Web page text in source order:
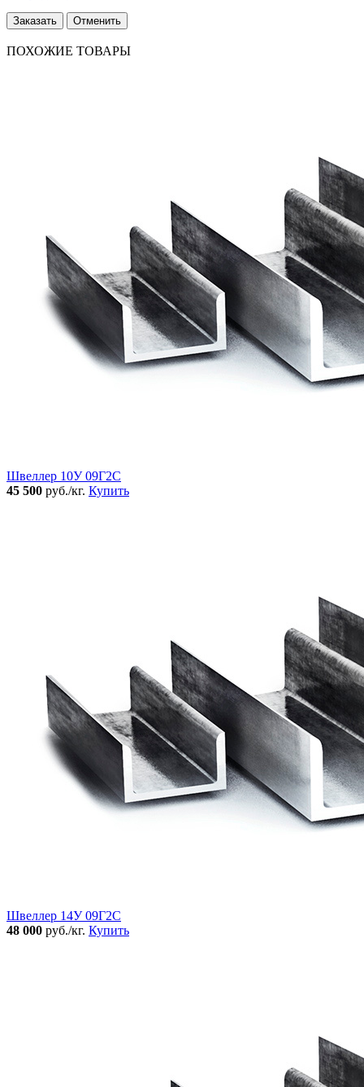
Заказать Отменить
ПОХОЖИЕ ТОВАРЫ
Швеллер 10У 09Г2С
45 500 руб./кг. Купить
Швеллер 14У 09Г2С
48 000 руб./кг. Купить